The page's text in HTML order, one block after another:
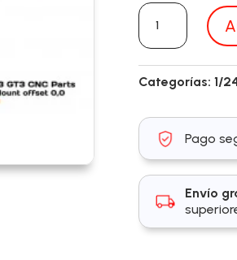
SC8114B
cantidad
Categorías:1/
Pago
Envío